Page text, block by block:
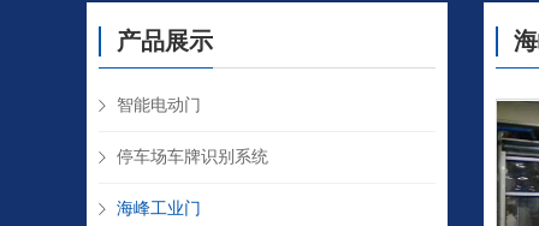
产品展示
智能电动门
停车场车牌识别系统
海峰工业门